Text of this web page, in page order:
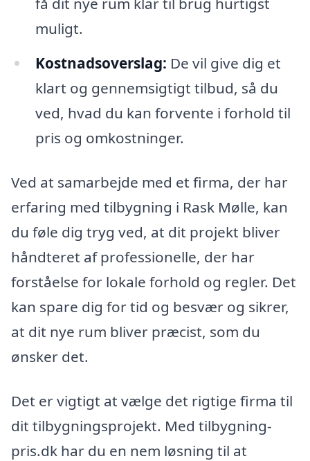
muligt.
Kostnadsoverslag: De vil give dig et
klart og gennemsigtigt tilbud, så du
ved, hvad du kan forvente i forhold til
pris og omkostninger.
Ved at samarbejde med et firma, der har
erfaring med tilbygning i Rask Mølle, kan
du føle dig tryg ved, at dit projekt bliver
håndteret af professionelle, der har
forståelse for lokale forhold og regler. Det
kan spare dig for tid og besvær og sikrer,
at dit nye rum bliver præcist, som du
ønsker det.
Det er vigtigt at vælge det rigtige firma til
dit tilbygningsprojekt. Med tilbygning-
pris.dk har du en nem løsning til at